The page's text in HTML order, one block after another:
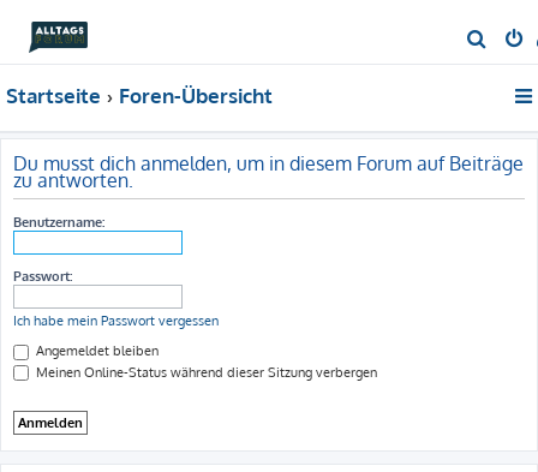
u
e
Startseite Foren-Übersicht
Du musst dich anmelden, um in diesem Forum auf Beiträge
zu antworten.
Benutzername:
Passwort:
Ich habe mein Passwort vergessen
Angemeldet bleiben
Meinen Online-Status während dieser Sitzung verbergen